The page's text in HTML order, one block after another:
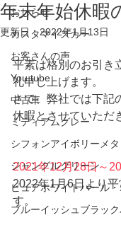
おしらせ
カスタマイズカー
お客さんの声
You tube
中古車
ミディアムグレー
シフォンアイボリーメタ
ジャングルグリーン
ピュアホワイトパール
ブルーイッシュブラッ
年末年始休暇
更新日：2022年1月13日
平素は格別のお引き
礼申し上げます。
さて、弊社では下記
休暇とさせていただ
2021年12月28日～
2022年1月6日より平
す。